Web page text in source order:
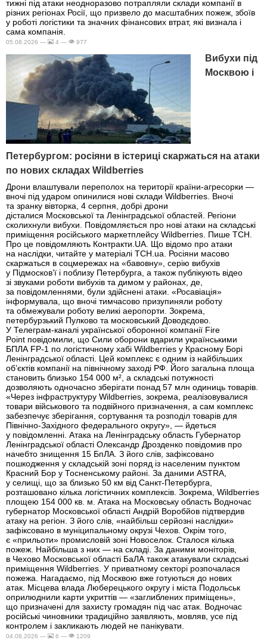
тижні під атаки неодноразово потрапляли склади компанії в
різних регіонах Росії, що призвело до масштабних пожеж, збоїв
у роботі логістики та значних фінансових втрат, які визнала і
сама компанія.
05.08.2026 — 4 — 977
Вибухи під
Москвою і
Петербургом: росіяни в істериці скаржаться на атаки
по нових складах Wildberries
Дрони влаштували переполох на території країни-агресорки —
вночі під ударом опинилися нові склади Wildberries. Вночі
та зранку вівторка, 4 серпня, добрі дрони
дісталися Московської та Ленінградської областей. Регіони
сколихнули вибухи. Повідомляється про нові атаки на складські
приміщення російського маркетплейсу Wildberries. Пише ТСН.
Про це повідомляють Контракти.UA. Що відомо про атаки
на наслідки, читайте у матеріалі ТСН.ua. Росіяни масово
скаржаться в соцмережах на «бавовну», серію вибухів
у Підмосков’ї і поблизу Петербурга, а також публікують відео
зі звуками роботи вибухів та димом у районах, де,
за повідомленнями, були здійснені атаки. «Росавіація»
інформувала, що вночі тимчасово призупиняли роботу
та обмежували роботу великі аеропорти. Зокрема,
петербурзький Пулково та московський Доводєдово.
У Телеграм-каналі української оборонної компанії Fire
Point повідомили, що Сили оборони вдарили українськими
БПЛА FP-1 по логістичному хабі Wildberries у Красному Борі
Ленінградської області. Цей комплекс є одним із найбільших
об’єктів компанії на північному заході РФ. Його загальна площа
становить близько 154 000 м², а складські потужності
дозволяють одночасно зберігати понад 57 млн одиниць товарів.
«Через інфраструктуру Wildberries, зокрема, реалізовувалися
товари військового та подвійного призначення, а сам комплекс
забезпечує зберігання, сортування та розподіл товарів для
Північно-Західного федерального округу», — йдеться
у повідомленні. Атака на Ленінградську область Губернатор
Ленінградської області Олександр Дрозденко повідомив про
начебто знищення 15 БпЛА. З його слів, зафіксовано
пошкодження у складській зоні поряд із населеним пунктом
Красний Бор у Тосненському районі. За даними ASTRA,
у селищі, що за близько 50 км від Санкт-Петербурга,
розташовано кілька логістичних комплексів. Зокрема, Wildberries
площею 154 000 кв. м. Атака на Московську область Водночас
губернатор Московської області Андрій Воробйов підтвердив
атаку на регіон. З його слів, «найбільш серйозні наслідки»
зафіксовано в муніципальному окрузі Чехов. Окрім того,
є «прильоти» промисловій зоні Новоселок. Сталося кілька
пожеж. Найбільша з них — на складі. За даними моніторів,
в Чехово Московської області БаЛА також атакували складські
приміщення Wildberries. У приватному секторі розпочалася
пожежа. Нагадаємо, під Москвою вже готуються до нових
атак. Місцева влада Люберецького округу і міста Подольськ
оприлюднили карти укриттів — «заглиблених приміщень»,
що призначені для захисту громадян під час атак. Водночас
російські чиновники традиційно заявляють, мовляв, усе під
контролем і закликають людей не панікувати.
04.08.2026 — 6 — 1209